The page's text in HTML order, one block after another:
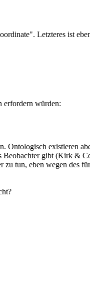
Letzteres ist
erfordern würden:
Ontologisch existieren
Beobachter gibt (Kirk &
tun, eben wegen des